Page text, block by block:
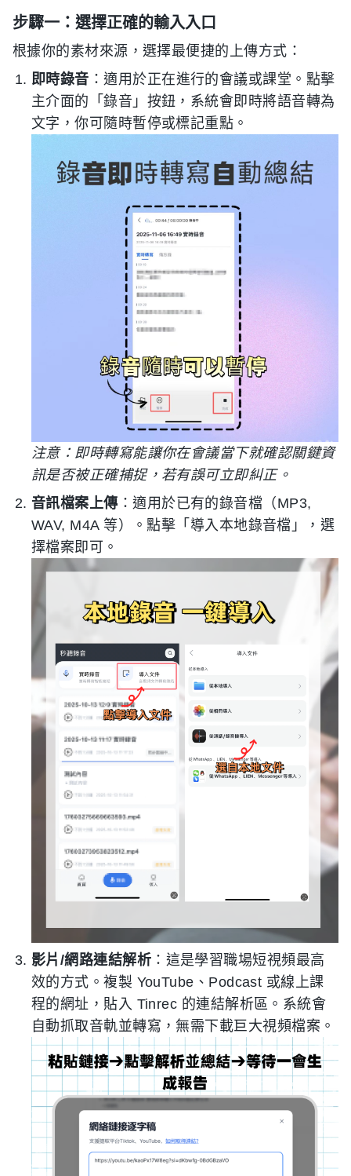
步驟一：選擇正確的輸入入口
根據你的素材來源，選擇最便捷的上傳方式：
即時錄音 ：適用於正在進行的會議或課堂。點擊
主介面的「錄音」按鈕，系統會即時將語音轉為
文字，你可隨時暫停或標記重點。
注意：即時轉寫能讓你在會議當下就確認關鍵資
訊是否被正確捕捉，若有誤可立即糾正。
音訊檔案上傳 ：適用於已有的錄音檔（MP3,
WAV, M4A 等）。點擊「導入本地錄音檔」，選
擇檔案即可。
影片/網路連結解析 ：這是學習職場短視頻最高
效的方式。複製 YouTube、Podcast 或線上課
程的網址，貼入 Tinrec 的連結解析區。系統會
自動抓取音軌並轉寫，無需下載巨大視頻檔案。